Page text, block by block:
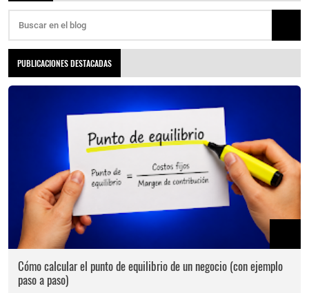
PUBLICACIONES DESTACADAS
Cómo calcular el punto de equilibrio de un negocio (con ejemplo
paso a paso)